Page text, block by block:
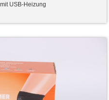
USB-Heizung